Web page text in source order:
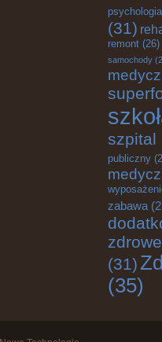
psychologia
(31)
remont (26)
samochody
szpital
publiczny
zabawa
(31)
(35)